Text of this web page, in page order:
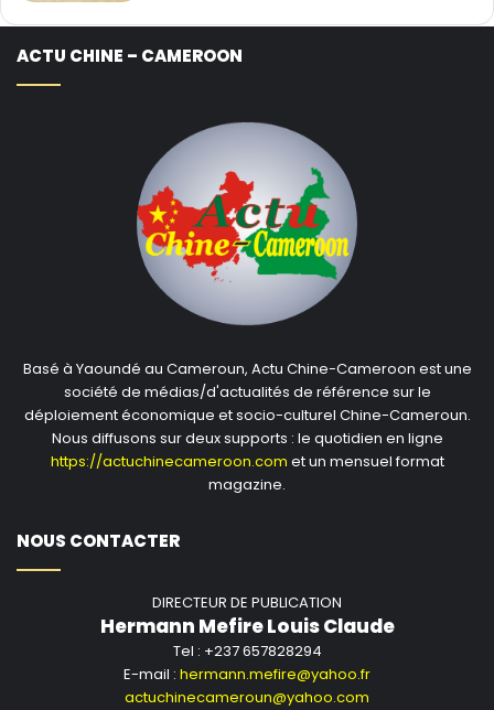
ACTU CHINE – CAMEROON
Basé à Yaoundé au Cameroun, Actu Chine-Cameroon est une
société de médias/d'actualités de référence sur le
déploiement économique et socio-culturel Chine-Cameroun.
Nous diffusons sur deux supports : le quotidien en ligne
https://actuchinecameroon.com et un mensuel format
magazine.
NOUS CONTACTER
DIRECTEUR DE PUBLICATION
Hermann Mefire Louis Claude
Tel : +237 657828294
E-mail : hermann.mefire@yahoo.fr
actuchinecameroun@yahoo.com